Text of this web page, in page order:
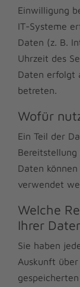
Einwilligung
IT-Systeme
Daten (z. B.
Uhrzeit des
Daten erfolgt
betreten.
Wofür
Ein Teil der
Daten
verwendet
Welche
Ihrer
Sie haben
Auskunft